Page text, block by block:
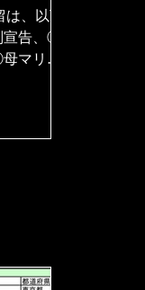
、以下
告、②
マリア